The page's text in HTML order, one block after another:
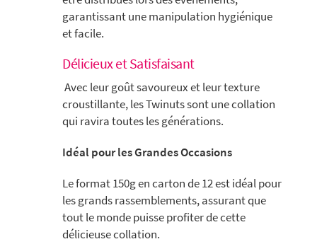
garantissant une manipulation hygiénique
et facile.
Délicieux et Satisfaisant
Avec leur goût savoureux et leur texture
croustillante, les Twinuts sont une collation
qui ravira toutes les générations.
Idéal pour les Grandes Occasions
Le format 150g en carton de 12 est idéal pour
les grands rassemblements, assurant que
tout le monde puisse profiter de cette
délicieuse collation.